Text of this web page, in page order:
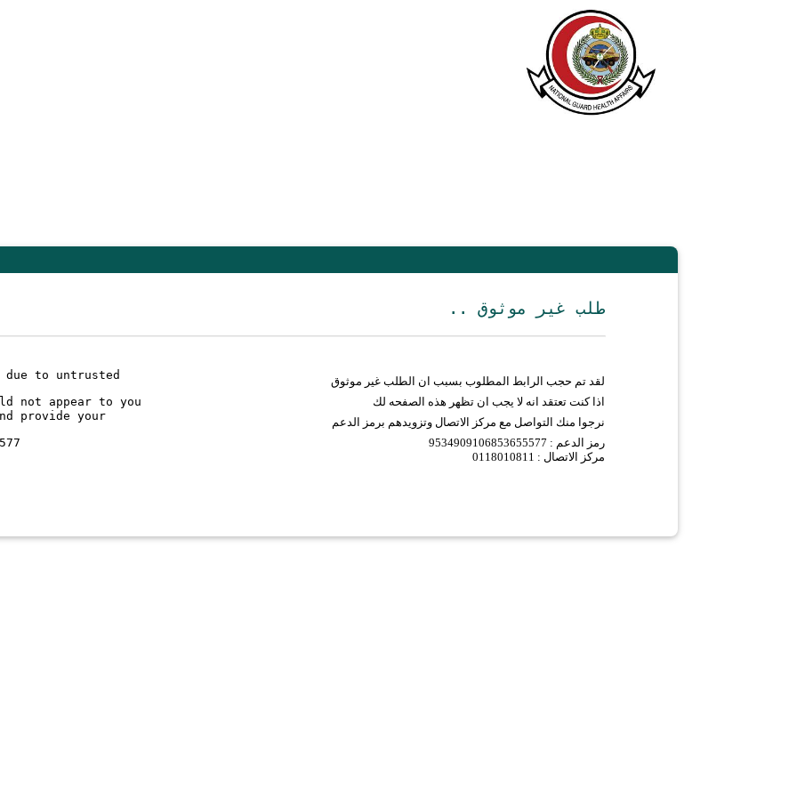
.. طلب غير موثوق
due to untrusted
لقد تم حجب الرابط المطلوب بسبب ان الطلب غير موثوق
not appear to you
اذا كنت تعتقد انه لا يجب ان تظهر هذه الصفحه لك
provide your
نرجوا منك التواصل مع مركز الاتصال وتزويدهم برمز الدعم
9534909106853655577 : رمز الدعم
مركز الاتصال : 0118010811